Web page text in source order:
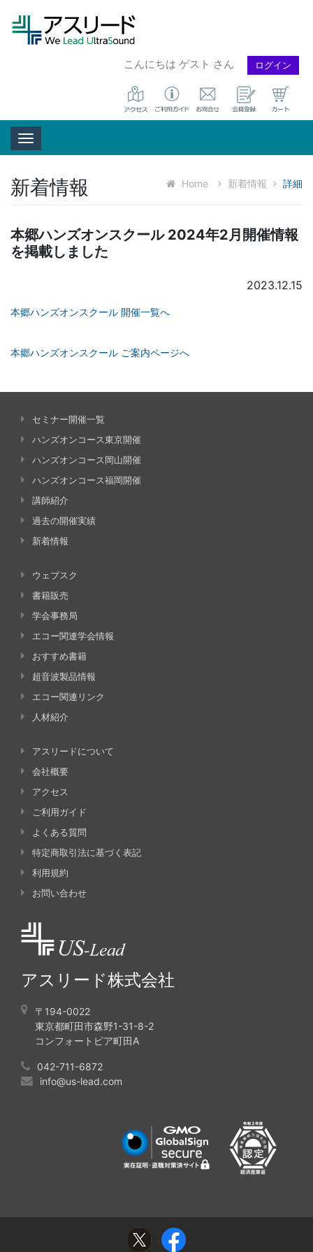
こんにちは ゲスト さん ログイン
Toggle navigation
新着情報 Home 新着情報 詳細
本郷ハンズオンスクール 2024年2月開催情報
を掲載しました
2023.12.15
本郷ハンズオンスクール 開催一覧へ
本郷ハンズオンスクール ご案内ページへ
セミナー開催一覧
ハンズオンコース東京開催
ハンズオンコース岡山開催
ハンズオンコース福岡開催
講師紹介
過去の開催実績
新着情報
ウェブスク
書籍販売
学会事務局
エコー関連学会情報
おすすめ書籍
超音波製品情報
エコー関連リンク
人材紹介
アスリードについて
会社概要
アクセス
ご利用ガイド
よくある質問
特定商取引法に基づく表記
利用規約
お問い合わせ
アスリード株式会社
〒194-0022
東京都町田市森野1-31-8-2
コンフォートピア町田A
042-711-6872
info@us-lead.com